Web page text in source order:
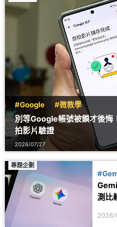
#Google #微教學
別等Google帳號被鎖才後悔
拍影片驗證
2026/07/27
專題企劃
測比
2026/